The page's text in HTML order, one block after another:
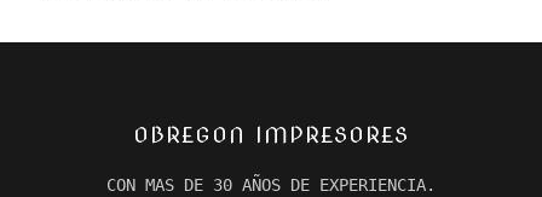
OBREGON IMPRESORES
CON MAS DE 30 AÑOS DE EXPERIENCIA.